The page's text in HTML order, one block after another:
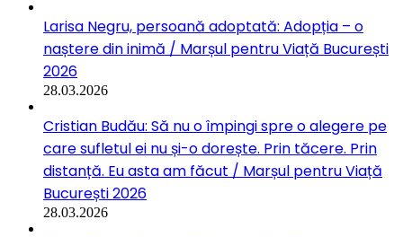
Larisa Negru, persoană adoptată: Adopția – o
naștere din inimă / Marșul pentru Viață București
2026
28.03.2026
Cristian Budău: Să nu o împingi spre o alegere pe
care sufletul ei nu și-o dorește. Prin tăcere. Prin
distanță. Eu asta am făcut / Marșul pentru Viață
București 2026
28.03.2026